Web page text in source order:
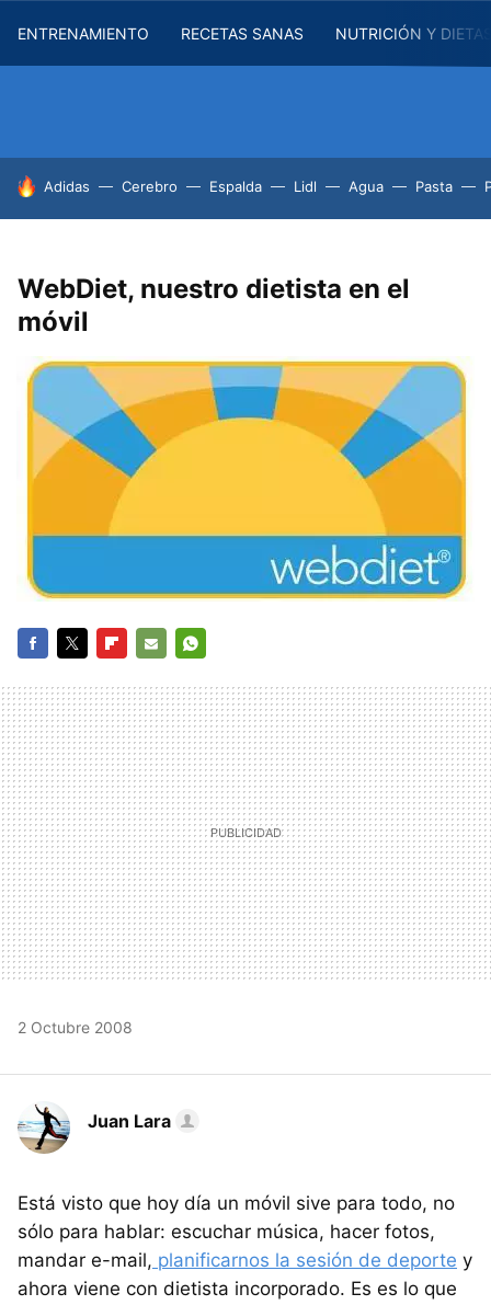
ENTRENAMIENTO RECETAS SANAS NUTRICIÓN Y
HOY SE HABLA DE
Adidas Cerebro Espalda Lidl Agua Pasta
WebDiet, nuestro dietista en el
móvil
MAIL
2 Octubre 2008
Juan Lara
Está visto que hoy día un móvil sive para todo, no
sólo para hablar: escuchar música, hacer fotos,
mandar e-mail, planificarnos la sesión de deporte y
ahora viene con dietista incorporado. Es es lo que